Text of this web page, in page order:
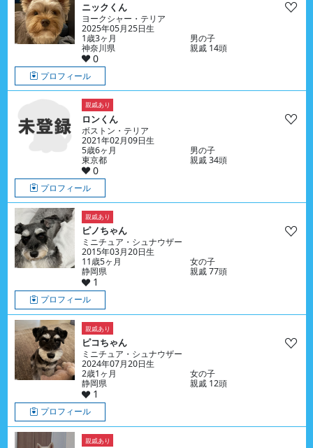
ニックくん
ヨークシャー・テリア
2025年05月25日生
1歳3ヶ月
男の子
神奈川県
親戚 14頭
0
プロフィール
親戚あり
ロンくん
ボストン・テリア
2021年02月09日生
5歳6ヶ月
男の子
東京都
親戚 34頭
0
プロフィール
親戚あり
ピノちゃん
ミニチュア・シュナウザー
2015年03月20日生
11歳5ヶ月
女の子
静岡県
親戚 77頭
1
プロフィール
親戚あり
ピコちゃん
ミニチュア・シュナウザー
2024年07月20日生
2歳1ヶ月
女の子
静岡県
親戚 12頭
1
プロフィール
親戚あり